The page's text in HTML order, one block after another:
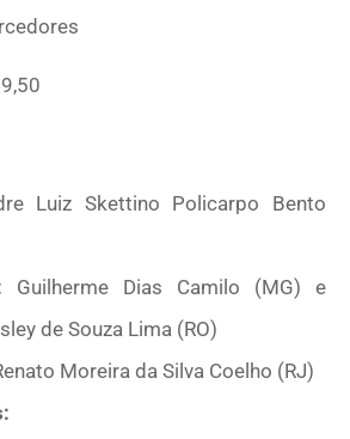
Luiz Skettino Policarpo Bento
Guilherme Dias Camilo (MG) e
de Souza Lima (RO)
Moreira da Silva Coelho (RJ)